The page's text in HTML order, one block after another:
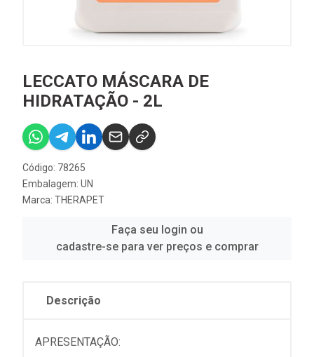
LECCATO MÁSCARA DE
HIDRATAÇÃO - 2L
Código: 78265
Embalagem: UN
Marca: THERAPET
Faça seu login ou
cadastre-se para ver preços e comprar
Descrição
APRESENTAÇÃO: